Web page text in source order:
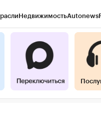
НедвижимостьAutonews
Крипто РБК Бизнес-
ПолитикаЭкономика Бизнес